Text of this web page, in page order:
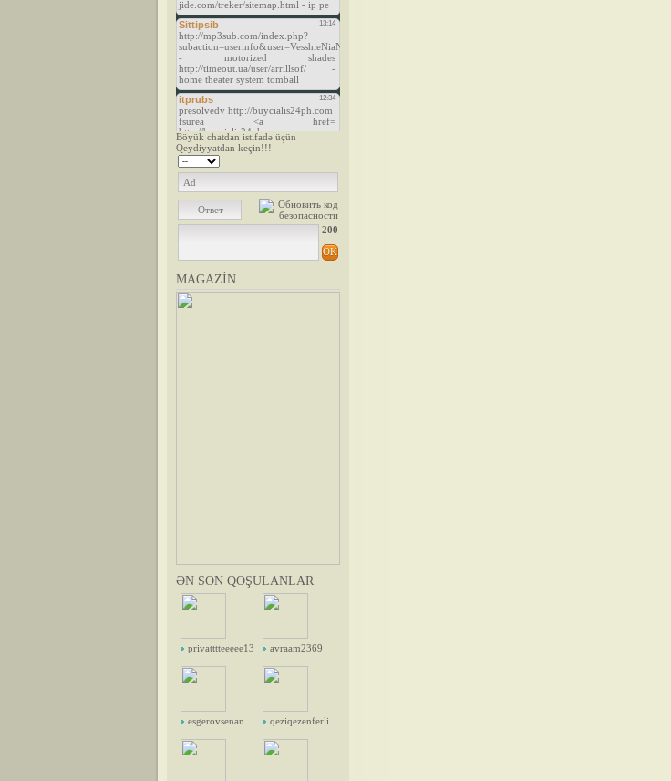
Böyük chatdan istifadə üçün
Qeydiyyatdan keçin!!!
200
MAGAZİN
ƏN SON QOŞULANLAR
privatttteeeee13 avraam2369
esgerovsenan qeziqezenferli